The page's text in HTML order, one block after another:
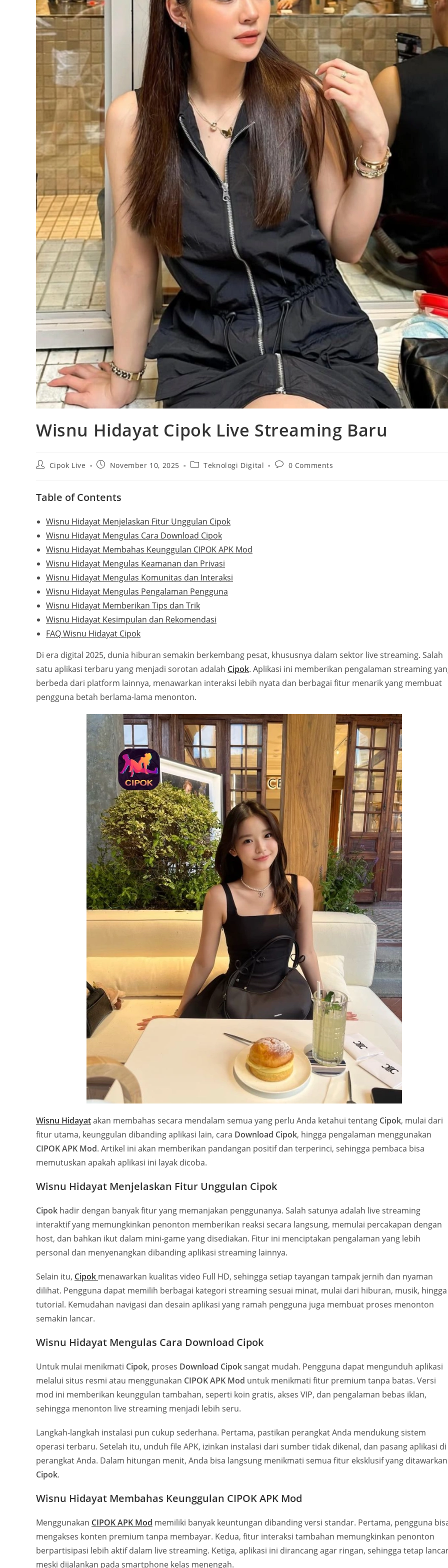
Wisnu Hidayat Cipok Live Streaming Baru
PostCipok Live
PostNovember 10, 2025
PostTeknologi Digital
Post0 Comments
Table of Contents
Wisnu Hidayat Menjelaskan Fitur Unggulan Cipok
Wisnu Hidayat Mengulas Cara Download Cipok
Wisnu Hidayat Membahas Keunggulan CIPOK APK Mod
Wisnu Hidayat Mengulas Keamanan dan Privasi
Wisnu Hidayat Mengulas Komunitas dan Interaksi
Wisnu Hidayat Mengulas Pengalaman Pengguna
Wisnu Hidayat Memberikan Tips dan Trik
Wisnu Hidayat Kesimpulan dan Rekomendasi
FAQ Wisnu Hidayat Cipok
Di era digital 2025, dunia hiburan semakin berkembang pesat, khususnya dalam sektor live streaming. Salah
satu aplikasi terbaru yang menjadi sorotan adalah Cipok. Aplikasi ini memberikan pengalaman streaming
berbeda dari platform lainnya, menawarkan interaksi lebih nyata dan berbagai fitur menarik yang membuat
pengguna betah berlama-lama menonton.
Wisnu Hidayatakan membahas secara mendalam semua yang perlu Anda ketahui tentang Cipok, mulai dari
fitur utama, keunggulan dibanding aplikasi lain, cara Download Cipok, hingga pengalaman menggunakan
CIPOK APK Mod. Artikel ini akan memberikan pandangan positif dan terperinci, sehingga pembaca bisa
memutuskan apakah aplikasi ini layak dicoba.
Wisnu Hidayat Menjelaskan Fitur Unggulan Cipok
Cipok hadir dengan banyak fitur yang memanjakan penggunanya. Salah satunya adalah live streaming
interaktif yang memungkinkan penonton memberikan reaksi secara langsung, memulai percakapan dengan
host, dan bahkan ikut dalam mini-game yang disediakan. Fitur ini menciptakan pengalaman yang lebih
personal dan menyenangkan dibanding aplikasi streaming lainnya.
Selain itu, Cipok menawarkan kualitas video Full HD, sehingga setiap tayangan tampak jernih dan nyaman
dilihat. Pengguna dapat memilih berbagai kategori streaming sesuai minat, mulai dari hiburan, musik, hingga
tutorial. Kemudahan navigasi dan desain aplikasi yang ramah pengguna juga membuat proses menonton
semakin lancar.
Wisnu Hidayat Mengulas Cara Download Cipok
Untuk mulai menikmati Cipok, proses Download Cipoksangat mudah. Pengguna dapat mengunduh aplikasi
melalui situs resmi atau menggunakan CIPOK APK Mod untuk menikmati fitur premium tanpa batas. Versi
mod ini memberikan keunggulan tambahan, seperti koin gratis, akses VIP, dan pengalaman bebas iklan,
sehingga menonton live streaming menjadi lebih seru.
Langkah-langkah instalasi pun cukup sederhana. Pertama, pastikan perangkat Anda mendukung sistem
operasi terbaru. Setelah itu, unduh file APK, izinkan instalasi dari sumber tidak dikenal, dan pasang aplikasi di
perangkat Anda. Dalam hitungan menit, Anda bisa langsung menikmati semua fitur eksklusif yang ditawarkan
Cipok.
Wisnu Hidayat Membahas Keunggulan CIPOK APK Mod
Menggunakan CIPOK APK Mod memiliki banyak keuntungan dibanding versi standar. Pertama, pengguna
mengakses konten premium tanpa membayar. Kedua, fitur interaksi tambahan memungkinkan penonton
berpartisipasi lebih aktif dalam live streaming. Ketiga, aplikasi ini dirancang agar ringan, sehingga tetap
meski dijalankan pada smartphone kelas menengah.